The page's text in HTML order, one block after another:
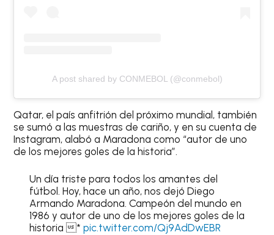
A post shared by CONMEBOL (@conmebol)
Qatar, el país anfitrión del próximo mundial, también
se sumó a las muestras de cariño, y en su cuenta de
Instagram, alabó a Maradona como “autor de uno
de los mejores goles de la historia”.
Un día triste para todos los amantes del
fútbol. Hoy, hace un año, nos dejó Diego
Armando Maradona. Campeón del mundo en
1986 y autor de uno de los mejores goles de la
historia * pic.twitter.com/Qj9AdDwEBR